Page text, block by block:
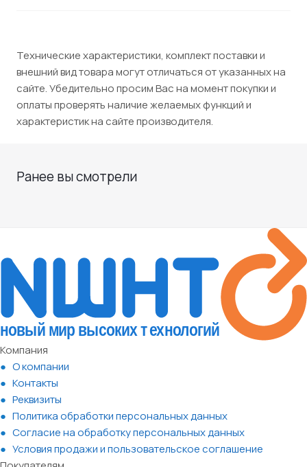
Технические характеристики, комплект поставки и
внешний вид товара могут отличаться от указанных на
сайте. Убедительно просим Вас на момент покупки и
оплаты проверять наличие желаемых функций и
характеристик на сайте производителя.
Ранее вы смотрели
Компания
О компании
Контакты
Реквизиты
Политика обработки персональных данных
Согласие на обработку персональных данных
Условия продажи и пользовательское соглашение